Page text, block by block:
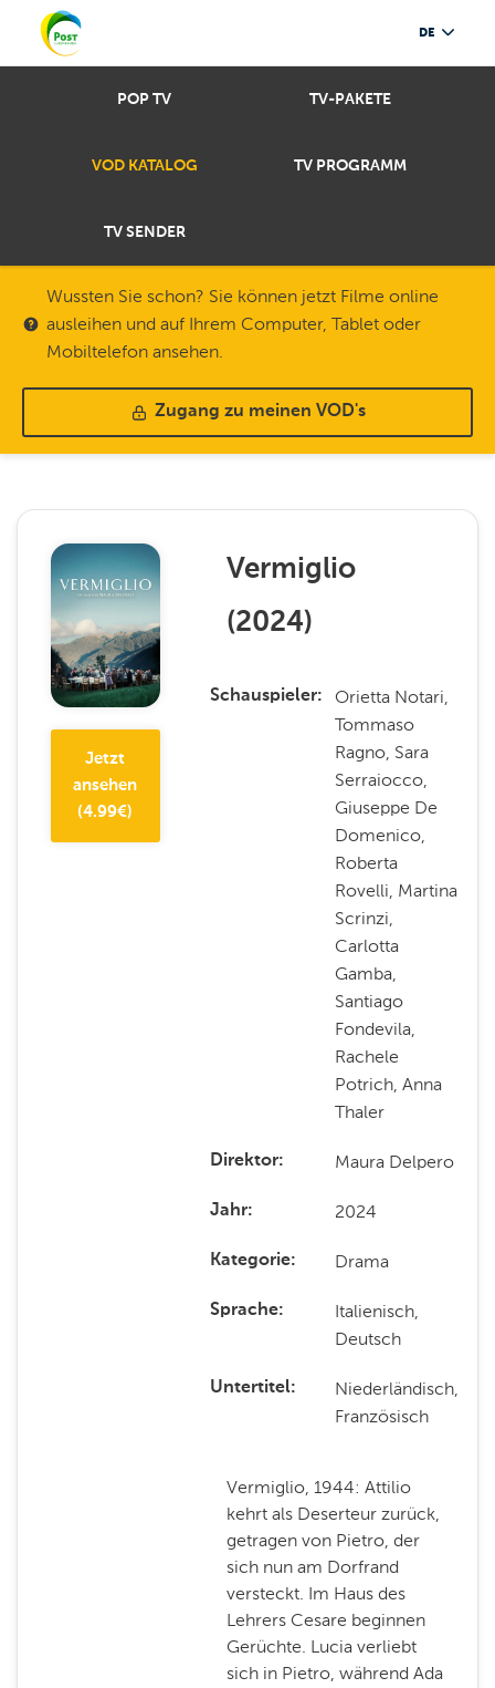
DE
POP TV TV-PAKETE
VOD KATALOG TV PROGRAMM
TV SENDER
Wussten Sie schon? Sie können jetzt Filme online
ausleihen und auf Ihrem Computer, Tablet oder
Mobiltelefon ansehen.
Zugang zu meinen VOD's
Jetzt
ansehen
(4.99€)
Vermiglio
(2024)
Schauspieler
Orietta Notari,
Tommaso
Ragno, Sara
Serraiocco,
Giuseppe De
Domenico,
Roberta
Rovelli, Martina
Scrinzi,
Carlotta
Gamba,
Santiago
Fondevila,
Rachele
Potrich, Anna
Thaler
Direktor Maura Delpero
Jahr 2024
Kategorie Drama
Sprache
Italienisch,
Deutsch
Untertitel
Niederländisch,
Französisch
Vermiglio, 1944: Attilio
kehrt als Deserteur zurück,
getragen von Pietro, der
sich nun am Dorfrand
versteckt. Im Haus des
Lehrers Cesare beginnen
Gerüchte. Lucia verliebt
sich in Pietro, während Ada